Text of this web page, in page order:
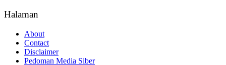
Halaman
About
Contact
Disclaimer
Pedoman Media Siber